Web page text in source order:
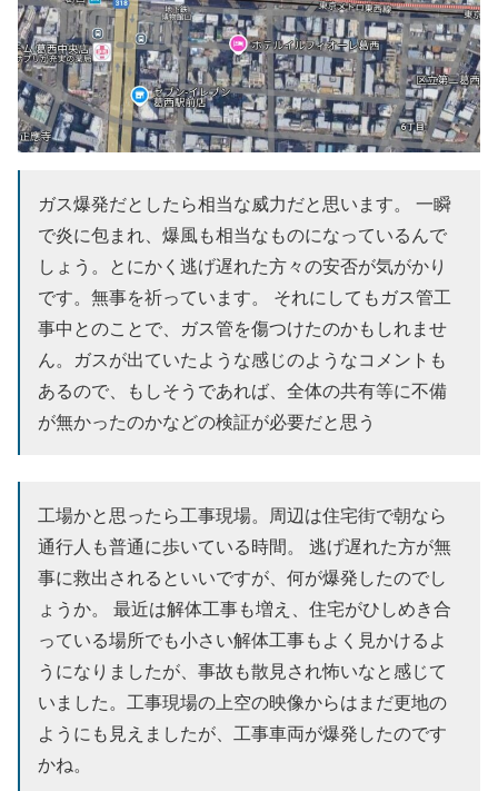
ガス爆発だとしたら相当な威力だと思います。 一瞬
で炎に包まれ、爆風も相当なものになっているんで
しょう。とにかく逃げ遅れた方々の安否が気がかり
です。無事を祈っています。 それにしてもガス管工
事中とのことで、ガス管を傷つけたのかもしれませ
ん。ガスが出ていたような感じのようなコメントも
あるので、もしそうであれば、全体の共有等に不備
が無かったのかなどの検証が必要だと思う
工場かと思ったら工事現場。周辺は住宅街で朝なら
通行人も普通に歩いている時間。 逃げ遅れた方が無
事に救出されるといいですが、何が爆発したのでし
ょうか。 最近は解体工事も増え、住宅がひしめき合
っている場所でも小さい解体工事もよく見かけるよ
うになりましたが、事故も散見され怖いなと感じて
いました。工事現場の上空の映像からはまだ更地の
ようにも見えましたが、工事車両が爆発したのです
かね。